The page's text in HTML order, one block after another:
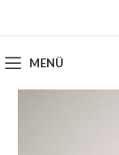
MENÜ